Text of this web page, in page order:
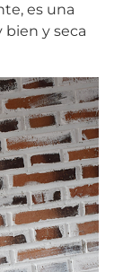
es una
y seca